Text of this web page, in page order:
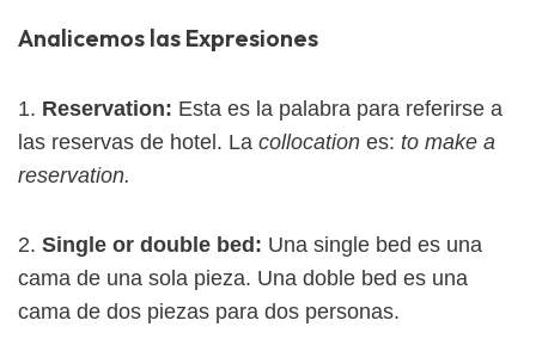
Analicemos las Expresiones
1. Reservation: Esta es la palabra para referirse a
las reservas de hotel. La collocation es: to make a
reservation.
2. Single or double bed: Una single bed es una
cama de una sola pieza. Una doble bed es una
cama de dos piezas para dos personas.